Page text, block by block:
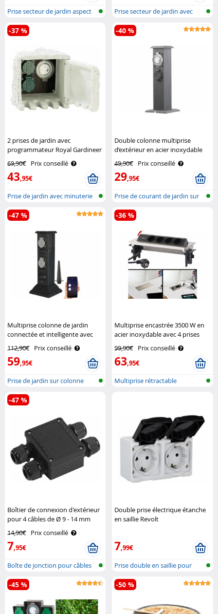
Prise secteur de jardin aspect
pier..
Prise secteur de jardin avec
éclair..
2 prises de jardin avec
programmateur Royal Gardineer
69,90€ Prix conseillé
43,95€
-37 %
Prise de jardin avec minuterie
sous..
Double colonne multiprise
d’extérieur en acier inoxydable
avec minuteur Royal Gardineer
49,90€ Prix conseillé
29,95€
-40 %
Prise de courant de jardin sur
colo..
Multiprise colonne de jardin
connectée et intelligente avec
4 prises et commandes vocales
Royal Gardineer
112,90€ Prix conseillé
59,95€
-47 %
Prise de jardin sur colonne
pour ré..
Multiprise encastrée 3500 W en
acier inoxydable avec 4 prises
99,90€ Prix conseillé
63,95€
-36 %
Multiprise rétractable
Boîtier de connexion d'extérieur
pour 4 câbles de Ø 9 - 14 mm
14,90€ Prix conseillé
7,95€
-47 %
Boîte de jonction pour câbles
élect..
Double prise électrique étanche
en saillie Revolt
7,99€
Prise double en saillie pour
locaux..
-45 % -50 %